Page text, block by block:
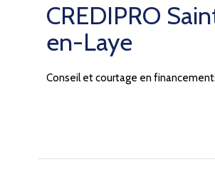
CREDIPRO
en-Laye
Conseil et courtage en